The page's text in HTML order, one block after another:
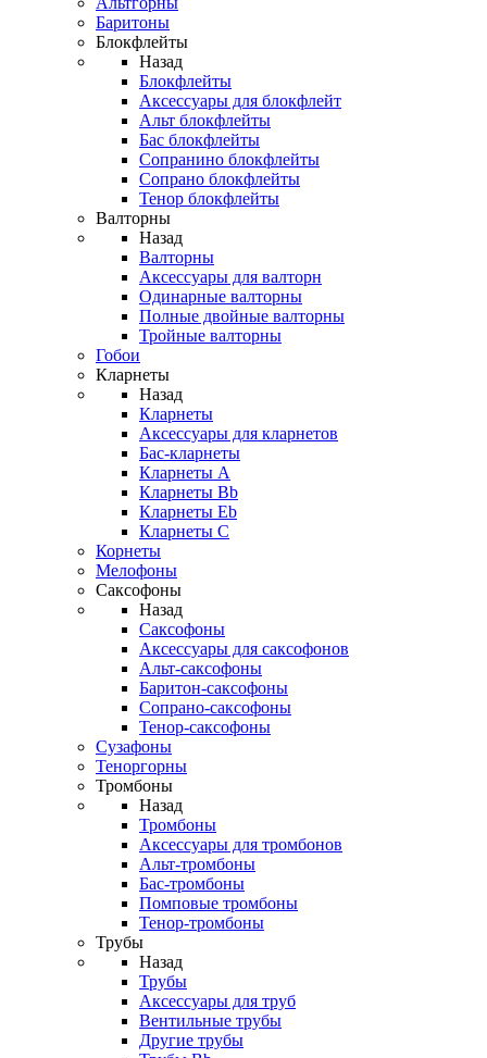
Баритоны
Блокфлейты
Назад
Блокфлейты
Аксессуары для блокфлейт
Альт блокфлейты
Бас блокфлейты
Сопранино блокфлейты
Сопрано блокфлейты
Тенор блокфлейты
Валторны
Назад
Валторны
Аксессуары для валторн
Одинарные валторны
Полные двойные валторны
Тройные валторны
Гобои
Кларнеты
Назад
Кларнеты
Аксессуары для кларнетов
Бас-кларнеты
Кларнеты A
Кларнеты Bb
Кларнеты Eb
Кларнеты С
Корнеты
Мелофоны
Саксофоны
Назад
Саксофоны
Аксессуары для саксофонов
Альт-саксофоны
Баритон-саксофоны
Сопрано-саксофоны
Тенор-саксофоны
Сузафоны
Теноргорны
Тромбоны
Назад
Тромбоны
Аксессуары для тромбонов
Альт-тромбоны
Бас-тромбоны
Помповые тромбоны
Тенор-тромбоны
Трубы
Назад
Трубы
Аксессуары для труб
Вентильные трубы
Другие трубы